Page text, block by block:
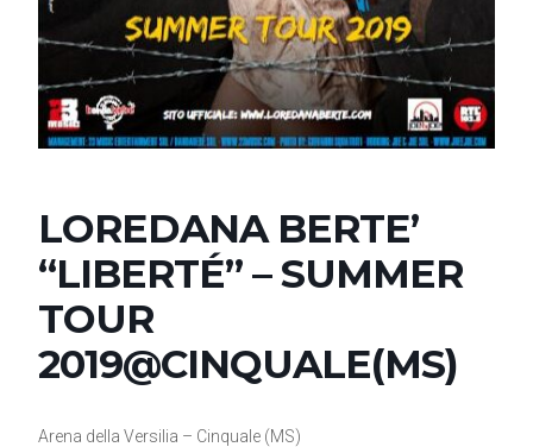
LOREDANA BERTE’
“LIBERTÉ” – SUMMER
TOUR
2019@CINQUALE(MS)
Arena della Versilia – Cinquale (MS)